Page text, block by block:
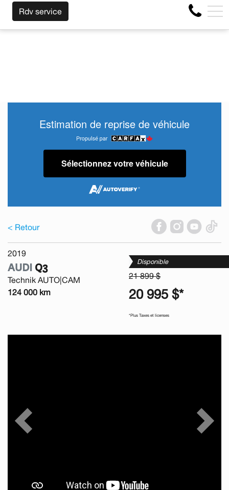
LA MARQUE AVANT LA FIN DE VOTRE BAIL !
4356 Boul Métropolitain E, Montréal, QC, CA H1S 1A2
EN
Rdv service
Estimation de reprise de véhicule
Sélectionnez votre véhicule
< Retour
2019
AUDIQ3
Technik AUTO|CAM
124 000 km
Disponible
21 899 $
20 995 $*
*Plus Taxes et licenses
Previous Next